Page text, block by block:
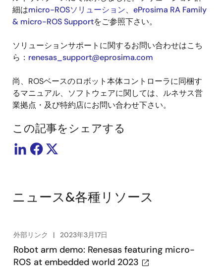
細はmicro-ROSソリューション、 eProsima RA Family
& micro-ROS Supportをご参照下さい。
ソリューションサポートに関するお問い合わせはこち
ら： renesas_support@eprosima.com
尚、ROSベースのロボット本体コントローラに同梱す
るマニュアル、ソフトウェアに関しては、ルネサス営
業拠点・及び特約店にお問い合わせ下さい。
この記事をシェアする
ニュース&各種リソース
外部リンク 2023年3月17日
Robot arm demo: Renesas featuring micro-
ROS at embedded world 2023